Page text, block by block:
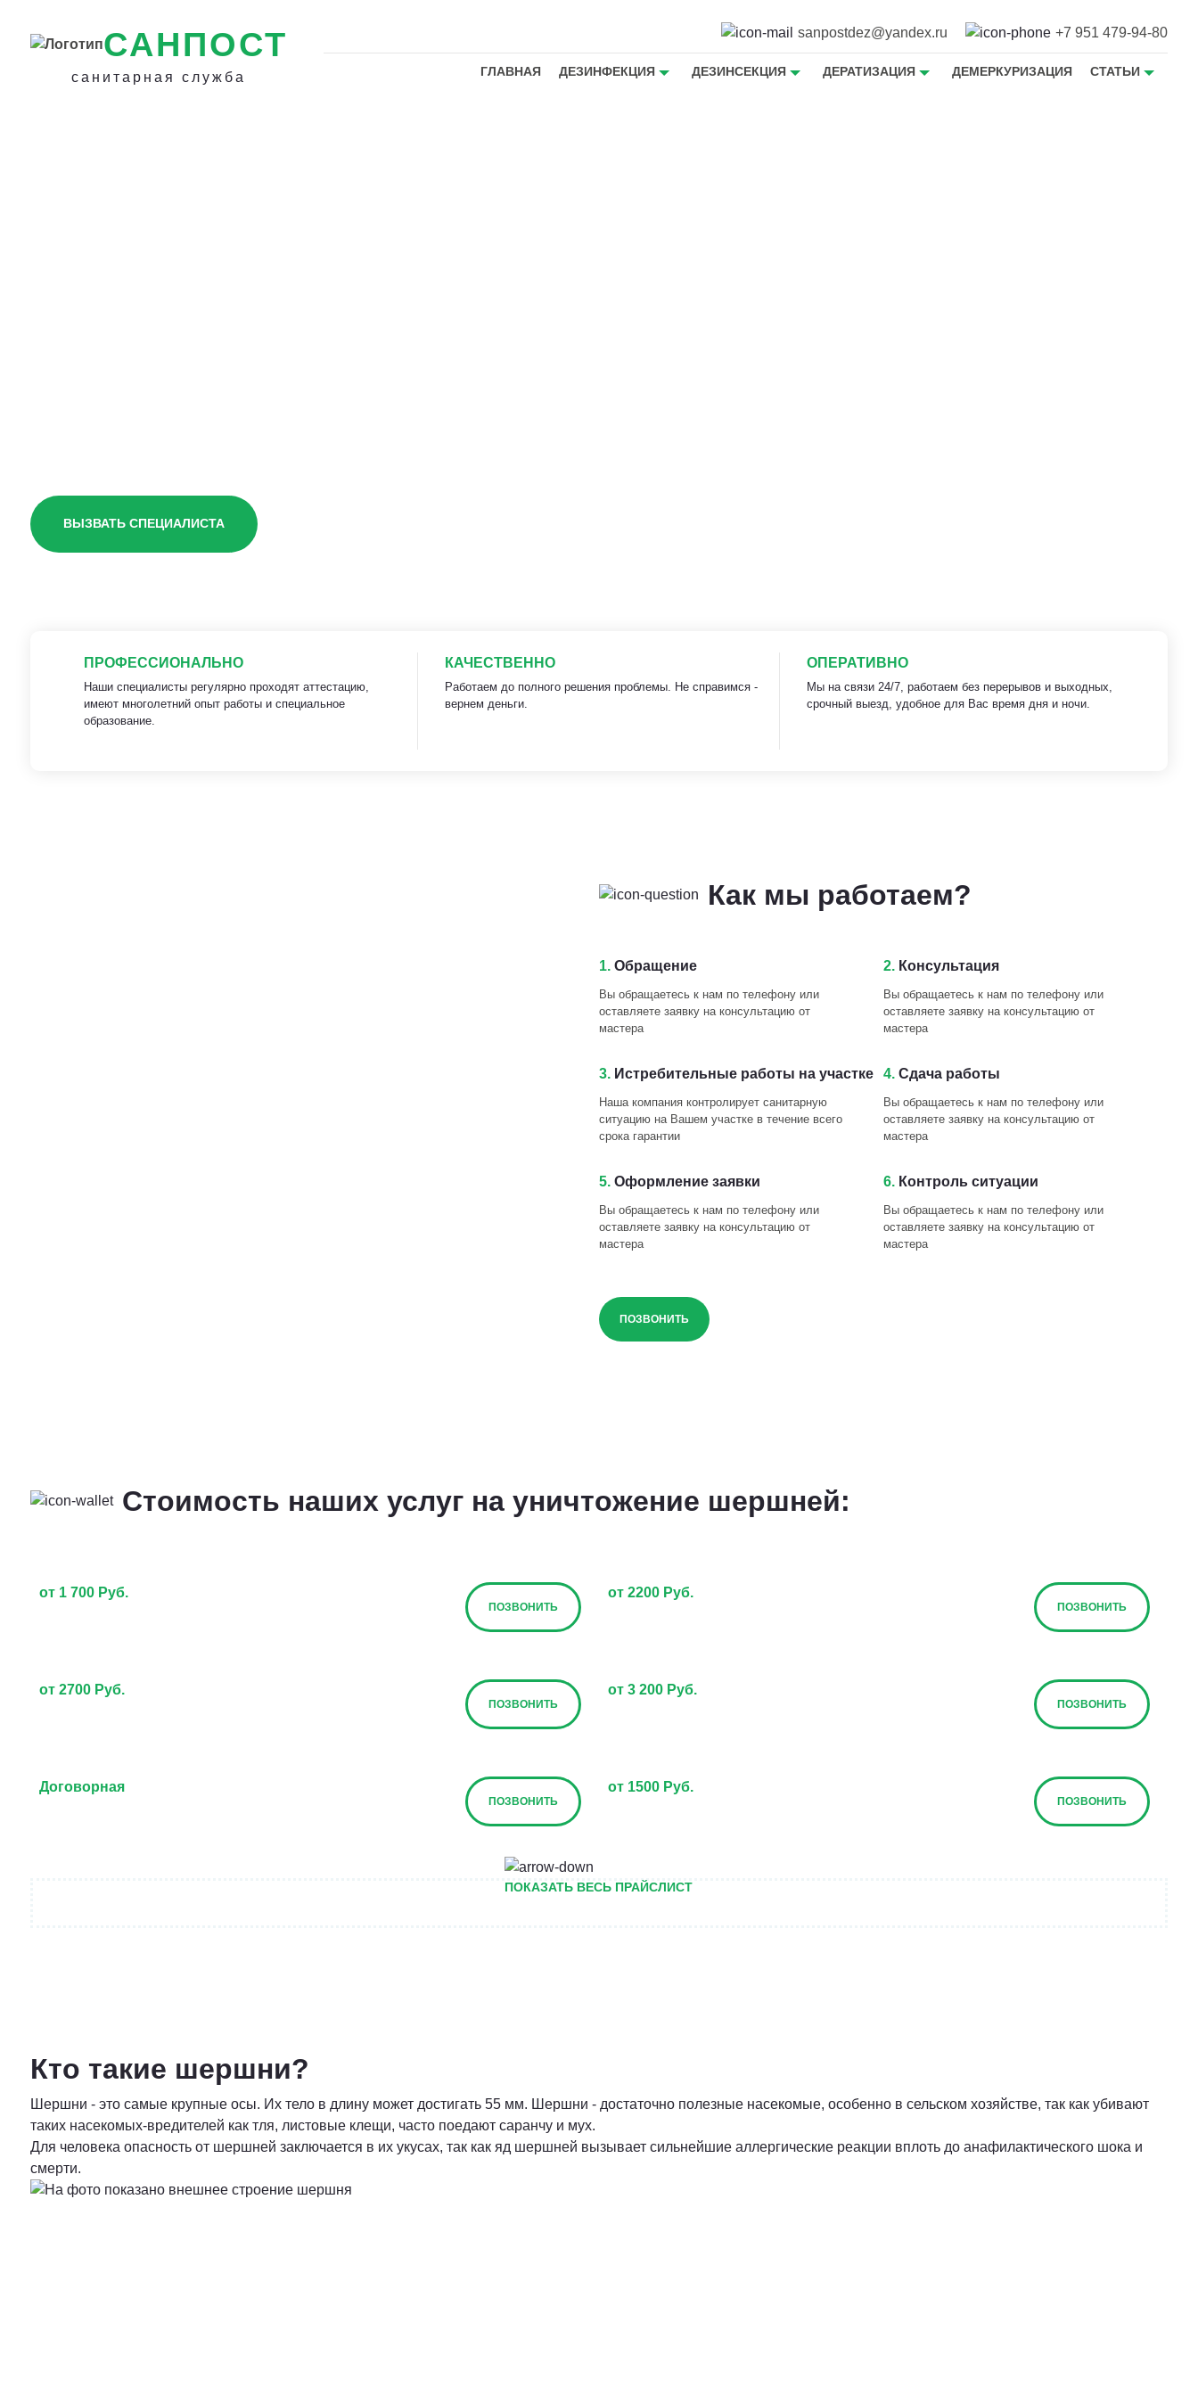
САНПОСТ
санитарная служба
sanpostdez@yandex.ru +7 951 479-94-80
ГЛАВНАЯ ДЕЗИНФЕКЦИЯ ДЕЗИНСЕКЦИЯ ДЕРАТИЗАЦИЯ ДЕМЕРКУРИЗАЦИЯ СТАТЬИ
ВЫЗВАТЬ СПЕЦИАЛИСТА
ПРОФЕССИОНАЛЬНО
Наши специалисты регулярно проходят аттестацию,
имеют многолетний опыт работы и специальное
образование.
КАЧЕСТВЕННО
Работаем до полного решения проблемы. Не справимся -
вернем деньги.
ОПЕРАТИВНО
Мы на связи 24/7, работаем без перерывов и выходных,
срочный выезд, удобное для Вас время дня и ночи.
Как мы работаем?
1. Обращение
Вы обращаетесь к нам по телефону или
оставляете заявку на консультацию от
мастера
2. Консультация
Вы обращаетесь к нам по телефону или
оставляете заявку на консультацию от
мастера
3. Истребительные работы на участке
Наша компания контролирует санитарную
ситуацию на Вашем участке в течение всего
срока гарантии
4. Сдача работы
Вы обращаетесь к нам по телефону или
оставляете заявку на консультацию от
мастера
5. Оформление заявки
Вы обращаетесь к нам по телефону или
оставляете заявку на консультацию от
мастера
6. Контроль ситуации
Вы обращаетесь к нам по телефону или
оставляете заявку на консультацию от
мастера
ПОЗВОНИТЬ
Стоимость наших услуг на уничтожение шершней:
от 1 700 Руб.
ПОЗВОНИТЬ
от 2200 Руб.
ПОЗВОНИТЬ
от 2700 Руб.
ПОЗВОНИТЬ
от 3 200 Руб.
ПОЗВОНИТЬ
Договорная
ПОЗВОНИТЬ
от 1500 Руб.
ПОЗВОНИТЬ
от 5000 руб.
ПОКАЗАТЬ ВЕСЬ ПРАЙСЛИСТ
Кто такие шершни?
Шершни - это самые крупные осы. Их тело в длину может достигать 55 мм. Шершни - достаточно полезные насекомые, особенно в сельском хозяйстве, так как убивают
таких насекомых-вредителей как тля, листовые клещи, часто поедают саранчу и мух.
Для человека опасность от шершней заключается в их укусах, так как яд шершней вызывает сильнейшие аллергические реакции вплоть до анафилактического шока и
смерти.